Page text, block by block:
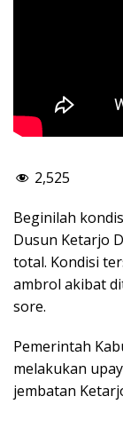
2,525
Beginilah
Dusun Ketarjo
total. Kondisi
ambrol akibat
sore.
Pemerintah
melakukan
jembatan